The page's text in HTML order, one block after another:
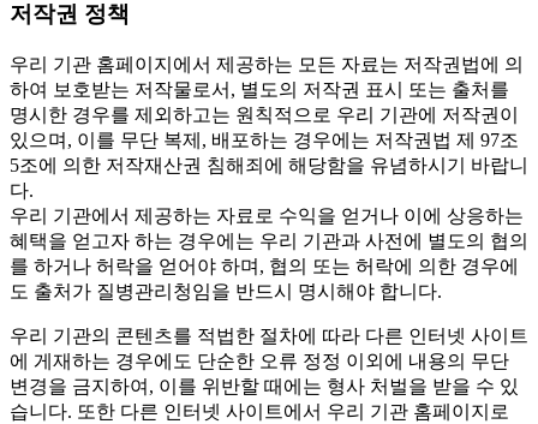
저작권 정책
우리 기관 홈페이지에서 제공하는 모든 자료는 저작권법에 의
하여 보호받는 저작물로서, 별도의 저작권 표시 또는 출처를
명시한 경우를 제외하고는 원칙적으로 우리 기관에 저작권이
있으며, 이를 무단 복제, 배포하는 경우에는 저작권법 제 97조
5조에 의한 저작재산권 침해죄에 해당함을 유념하시기 바랍니
다.
우리 기관에서 제공하는 자료로 수익을 얻거나 이에 상응하는
혜택을 얻고자 하는 경우에는 우리 기관과 사전에 별도의 협의
를 하거나 허락을 얻어야 하며, 협의 또는 허락에 의한 경우에
도 출처가 질병관리청임을 반드시 명시해야 합니다.
우리 기관의 콘텐츠를 적법한 절차에 따라 다른 인터넷 사이트
에 게재하는 경우에도 단순한 오류 정정 이외에 내용의 무단
변경을 금지하여, 이를 위반할 때에는 형사 처벌을 받을 수 있
습니다. 또한 다른 인터넷 사이트에서 우리 기관 홈페이지로